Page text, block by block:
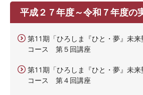
平成２７年度～令和７年度の
第11期「ひろしま『ひと・夢』未
コース 第５回講座
第11期「ひろしま『ひと・夢』未
コース 第４回講座